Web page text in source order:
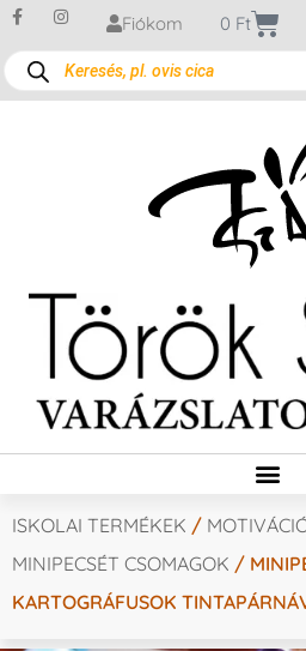
Fiókom 0 Ft
ISKOLAI TERMÉKEK /
MINIPECSÉT CSOMAGOK /
KARTOGRÁFUSOK